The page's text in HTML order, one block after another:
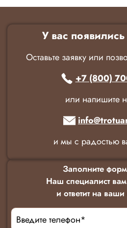
У вас
Оставьте заявку или
+7 (800)
или напишите
и мы с радостью
Заполните
Наш специалист
и ответит на